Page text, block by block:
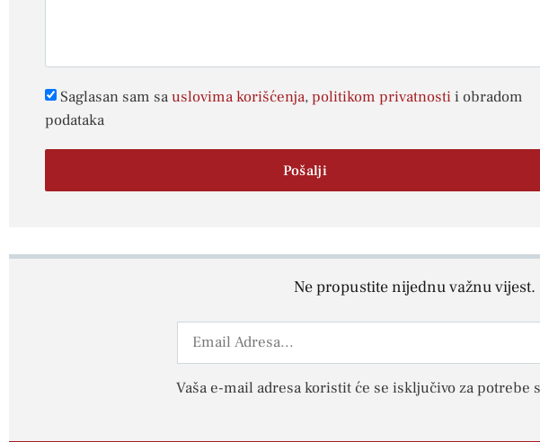
Saglasan sam sauslovima korišćenja,politikom privatnostii obradom
podataka
Pošalji
Ne propustite nijednu važnu
Vaša e-mail adresa koristit će se isključivo za potrebe